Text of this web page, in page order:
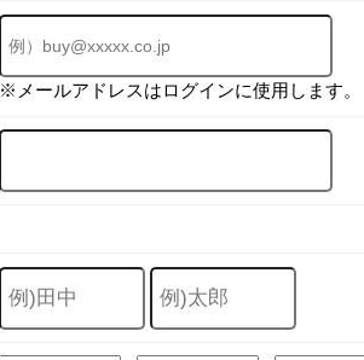
※メールアドレスはログインに使用します。